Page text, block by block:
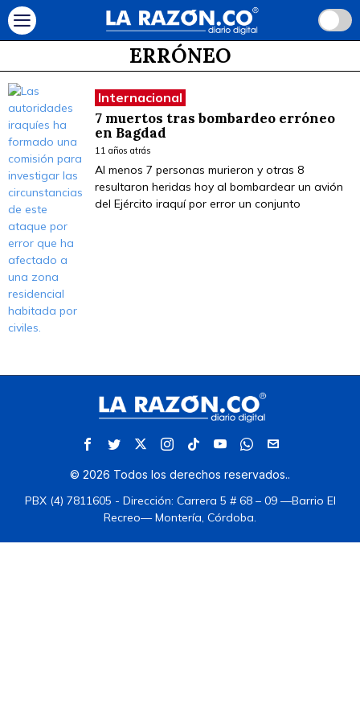
ERRÓNEO
Internacional
7 muertos tras bombardeo erróneo
en Bagdad
11 años atrás
Al menos 7 personas murieron y otras 8
resultaron heridas hoy al bombardear un avión
del Ejército iraquí por error un conjunto
© 2026 Todos los derechos reservados..
PBX (4) 7811605 - Dirección: Carrera 5 # 68 – 09 —Barrio El
Recreo— Montería, Córdoba.